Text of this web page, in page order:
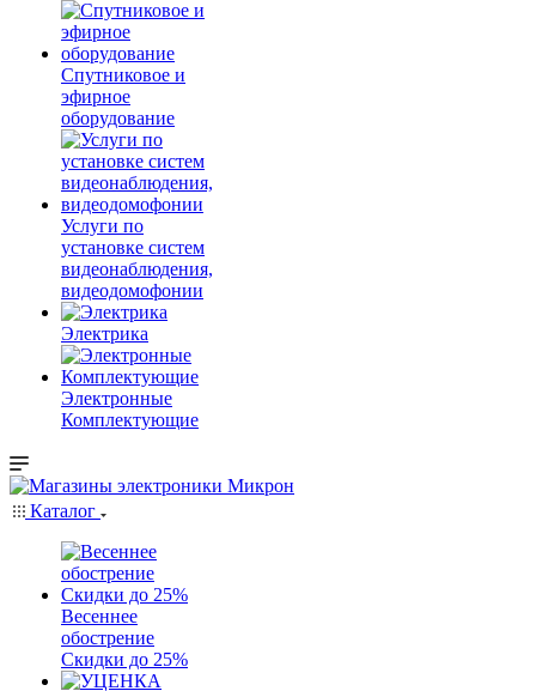
Спутниковое и
эфирное
оборудование
Услуги по
установке систем
видеонаблюдения,
видеодомофонии
Электрика
Электронные
Комплектующие
Каталог
Весеннее
обострение
Скидки до 25%